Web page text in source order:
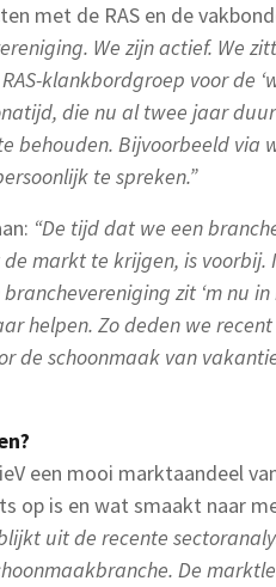
met de RAS en de
We zijn actief. We
klankbordgroep voor de
die nu al twee jaar
behouden. Bijvoorbeeld via
te spreken.”
“De tijd dat we een
markt te krijgen, is voorbij.
zit ‘m nu
helpen. Zo deden we
de schoonmaak van
een mooi marktaandeel
op is en wat smaakt naar
uit de recente
De